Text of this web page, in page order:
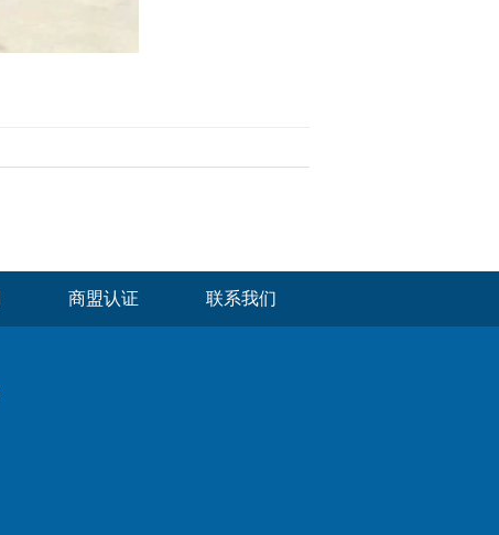
商盟认证 联系我们